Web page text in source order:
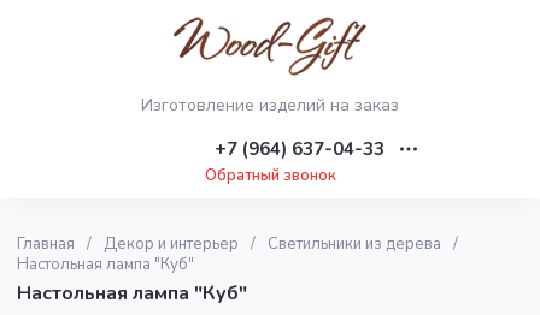
Изготовление изделий на заказ
+7 (964) 637-04-33
Обратный звонок
Главная / Декор и интерьер / Светильники из дерева
/
Настольная лампа "Куб"
Настольная лампа "Куб"